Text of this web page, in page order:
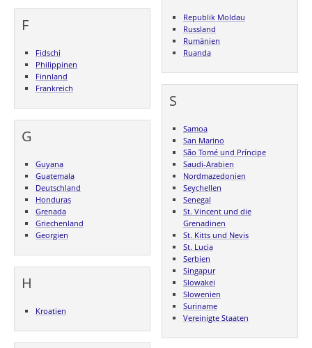
F
Fidschi
Philippinen
Finnland
Frankreich
G
Guyana
Guatemala
Deutschland
Honduras
Grenada
Griechenland
Georgien
H
Kroatien
Republik Moldau
Russland
Rumänien
Ruanda
S
Samoa
San Marino
São Tomé und Príncipe
Saudi-Arabien
Nordmazedonien
Seychellen
Senegal
St. Vincent und die
Grenadinen
St. Kitts und Nevis
St. Lucia
Serbien
Singapur
Slowakei
Slowenien
Suriname
Vereinigte Staaten